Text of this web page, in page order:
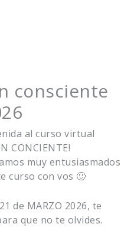
consciente
al curso virtual
CONCIENTE!
muy entusiasmados
curso con vos 🙂
de MARZO 2026, te
que no te olvides.